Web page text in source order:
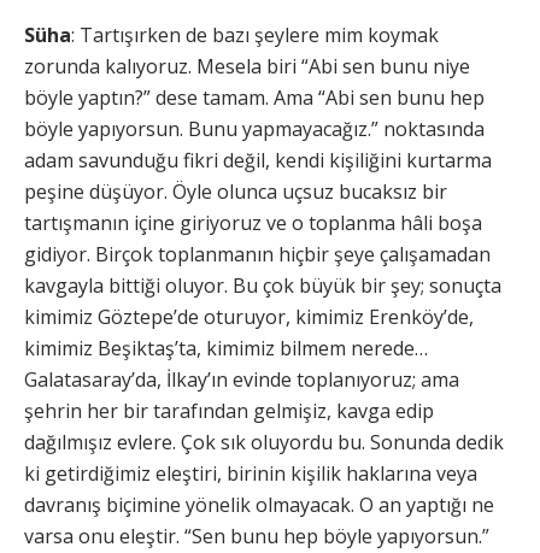
Süha: Tartışırken de bazı şeylere mim koymak
zorunda kalıyoruz. Mesela biri “Abi sen bunu niye
böyle yaptın?” dese tamam. Ama “Abi sen bunu hep
böyle yapıyorsun. Bunu yapmayacağız.” noktasında
adam savunduğu fikri değil, kendi kişiliğini kurtarma
peşine düşüyor. Öyle olunca uçsuz bucaksız bir
tartışmanın içine giriyoruz ve o toplanma hâli boşa
gidiyor. Birçok toplanmanın hiçbir şeye çalışamadan
kavgayla bittiği oluyor. Bu çok büyük bir şey; sonuçta
kimimiz Göztepe’de oturuyor, kimimiz Erenköy’de,
kimimiz Beşiktaş’ta, kimimiz bilmem nerede…
Galatasaray’da, İlkay’ın evinde toplanıyoruz; ama
şehrin her bir tarafından gelmişiz, kavga edip
dağılmışız evlere. Çok sık oluyordu bu. Sonunda dedik
ki getirdiğimiz eleştiri, birinin kişilik haklarına veya
davranış biçimine yönelik olmayacak. O an yaptığı ne
varsa onu eleştir. “Sen bunu hep böyle yapıyorsun.”